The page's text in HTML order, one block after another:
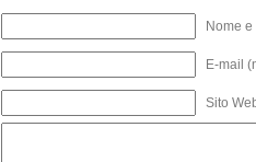
Nome
E-mail
Sito